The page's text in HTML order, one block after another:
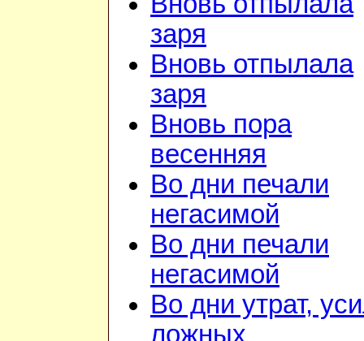
заря
Вновь отпылала
заря
Вновь пора
весенняя
Во дни печали
негасимой
Во дни печали
негасимой
Во дни утрат,
ложных